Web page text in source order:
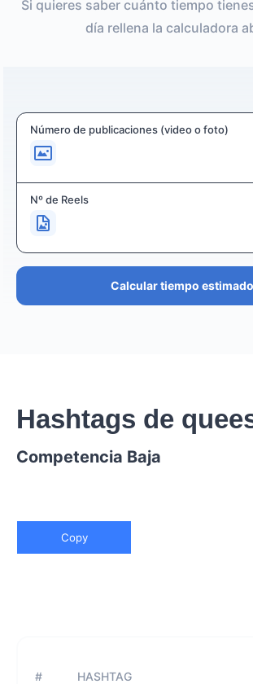
Si quieres saber cuánto tiempo
día rellena la calculadora
Número de publicaciones (video o foto)
Nº de Reels
Calcular tiempo estimado
Hashtags de
Competencia Baja
Copy
# HASHTAG